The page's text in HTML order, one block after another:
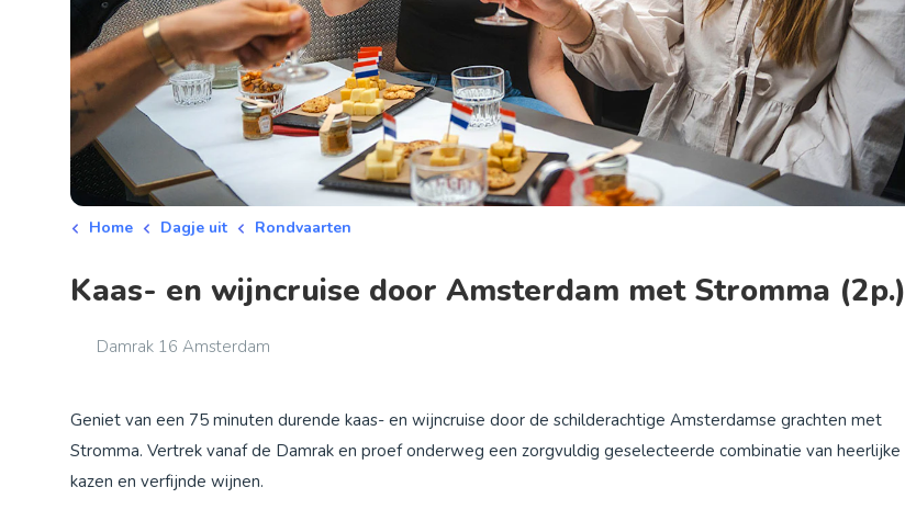
Home Dagje uit Rondvaarten
Kaas- en wijncruise door Amsterdam met Stromma (2p.)
Damrak 16 Amsterdam
Geniet van een 75 minuten durende kaas- en wijncruise door de schilderachtige Amsterdamse grachten met
Stromma. Vertrek vanaf de Damrak en proef onderweg een zorgvuldig geselecteerde combinatie van heerlijke
kazen en verfijnde wijnen.